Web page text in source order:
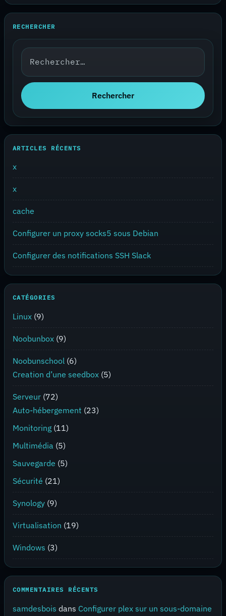
RECHERCHER
Rechercher :
Rechercher
ARTICLES RÉCENTS
x
x
cache
Configurer un proxy socks5 sous Debian
Configurer des notifications SSH Slack
CATÉGORIES
Linux (9)
Noobunbox (9)
Noobunschool (6)
Creation d’une seedbox (5)
Serveur (72)
Auto-hébergement (23)
Monitoring (11)
Multimédia (5)
Sauvegarde (5)
Sécurité (21)
Synology (9)
Virtualisation (19)
Windows (3)
COMMENTAIRES RÉCENTS
samdesbois dans Configurer plex sur un sous-domaine